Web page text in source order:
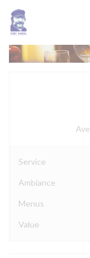
Personalizing your
Service
Ambiance
Menus
Value